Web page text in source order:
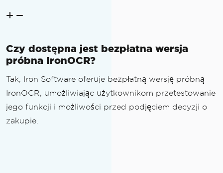
Czy dostępna jest bezpłatna wersja
próbna IronOCR?
Tak, Iron Software oferuje bezpłatną wersję próbną
IronOCR, umożliwiając użytkownikom przetestowanie
jego funkcji i możliwości przed podjęciem decyzji o
zakupie.